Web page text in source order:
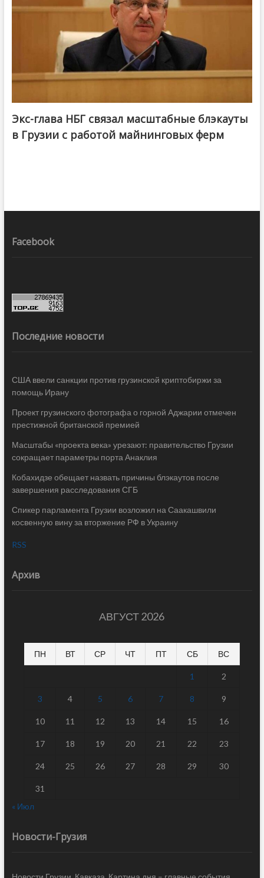
Экс-глава НБГ связал масштабные блэкауты
в Грузии с работой майнинговых ферм
Facebook
Последние новости
США ввели санкции против грузинской криптобиржи за
помощь Ирану
Проект грузинского фотографа о горной Аджарии отмечен
престижной британской премией
Масштабы «проекта века» урезают: правительство Грузии
сокращает параметры порта Анаклия
Кобахидзе обещает назвать причины блэкаутов после
завершения расследования СГБ
Спикер парламента Грузии возложил на Саакашвили
косвенную вину за вторжение РФ в Украину
RSS
Архив
АВГУСТ 2026
ПН ВТ СР ЧТ ПТ СБ ВС
1 2
3 4 5 6 7 8 9
10 11 12 13 14 15 16
17 18 19 20 21 22 23
24 25 26 27 28 29 30
31
« Июл
Новости-Грузия